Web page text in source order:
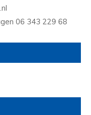
06 343 229 68